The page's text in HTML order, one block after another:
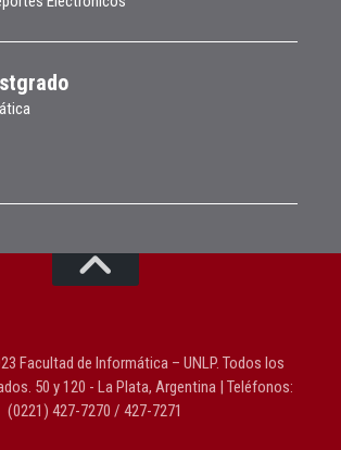
Facultad de Informática – UNLP. Todos los
50 y 120 - La Plata, Argentina | Teléfonos:
(0221) 427-7270 / 427-7271